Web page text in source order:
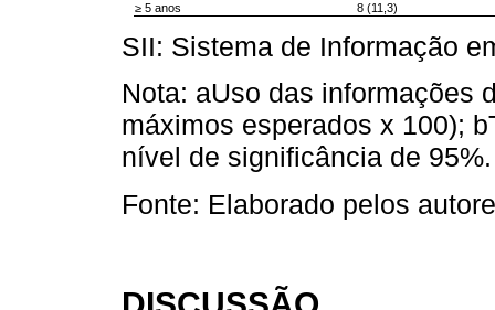
≥ 5 anos
8 (11,3)
SII: Sistema de Informação
Nota: aUso das informações
máximos esperados x 100);
nível de significância de 95%.
Fonte: Elaborado pelos